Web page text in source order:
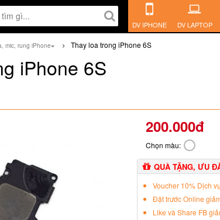
DV IPHONE DV LAPTOP
mic, rung iPhone Thay loa trong iPhone 6S
iPhone 6S
200.000đ
Chọn màu:
QUÀ TẶNG, ƯU
Voucher 10% Dịch
Đặt trước Online
Like và Share FB